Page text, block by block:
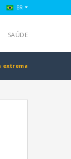
BR
SAÚDE
extrema